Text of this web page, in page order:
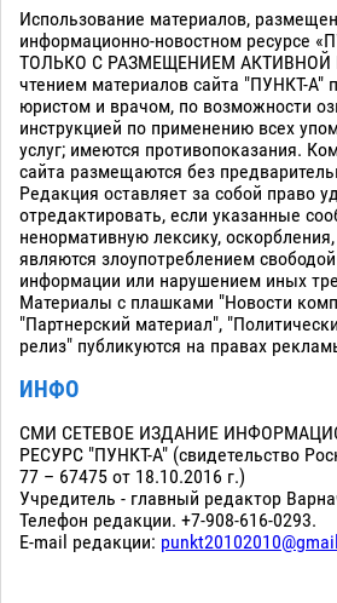
Использование материалов,
информационно-новостном ресурсе
ТОЛЬКО С РАЗМЕЩЕНИЕМ АКТИВНОЙ
чтением материалов сайта "ПУНКТ-А"
юристом и врачом, по возможности
инструкцией по применению всех
услуг; имеются противопоказания.
сайта размещаются без
Редакция оставляет за собой право
отредактировать, если указанные
ненормативную лексику,
являются злоупотреблением
информации или нарушением иных
Материалы с плашками "Новости
"Партнерский материал",
релиз" публикуются на правах
ИНФО
СМИ СЕТЕВОЕ ИЗДАНИЕ
РЕСУРС "ПУНКТ-А" (свидетельство
77 – 67475 от 18.10.2016 г.)
Учредитель - главный редактор
Телефон редакции. +7-908-616-0293.
E-mail редакции: